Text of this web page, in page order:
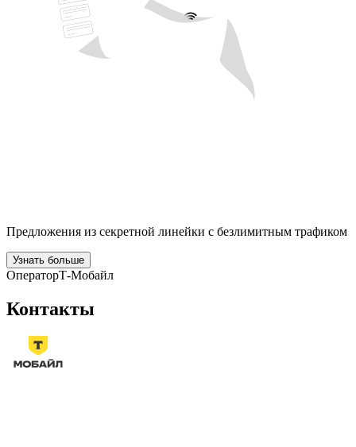
Предложения из секретной линейки с безлимитным трафиком
Узнать больше
ОператорТ-Мобайл
Контакты